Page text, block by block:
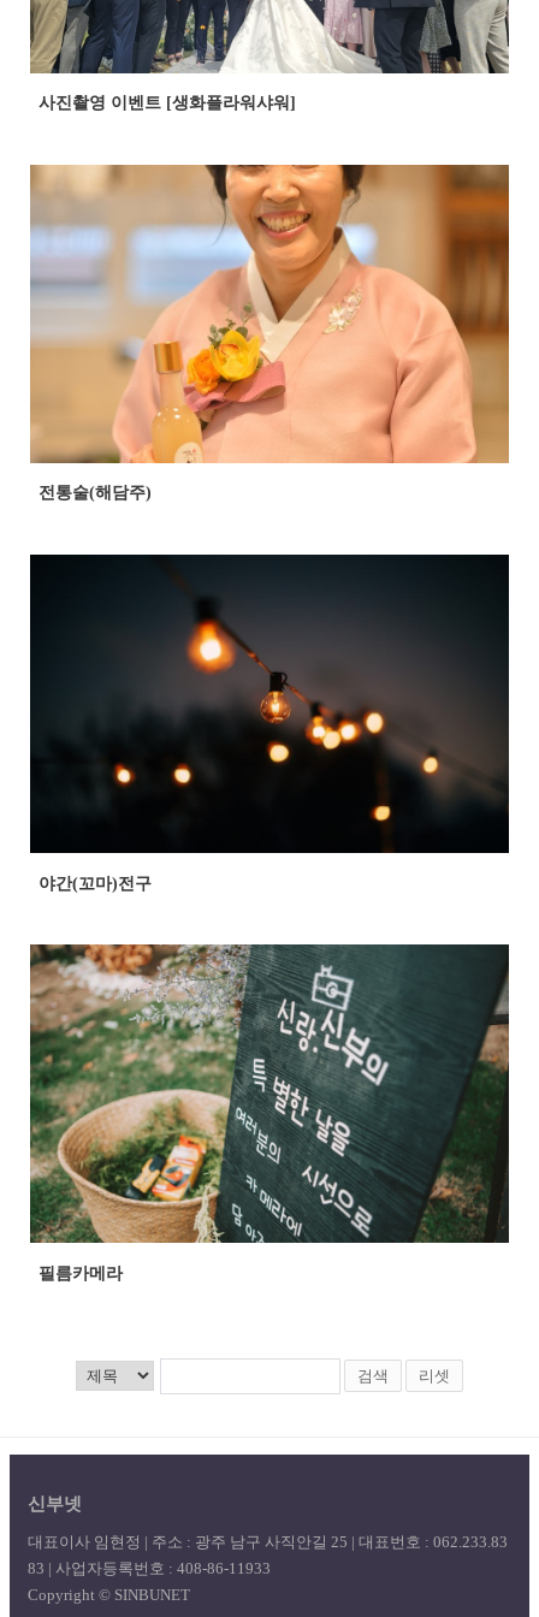
사진촬영 이벤트 [생화플라워샤워]
전통술(해담주)
야간(꼬마)전구
필름카메라
검색 리셋
신부넷
대표이사 임현정 | 주소 : 광주 남구 사직안길 25 | 대표번호 : 062.233.83
83 | 사업자등록번호 : 408-86-11933
Copyright © SINBUNET